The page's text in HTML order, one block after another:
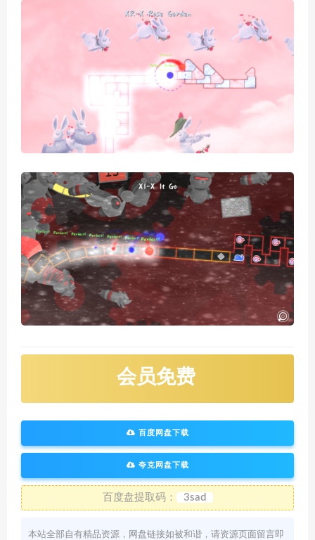
会员免费
百度网盘下载
夸克网盘下载
百度盘提取码： 3sad
本站全部自有精品资源，网盘链接如被和谐，请资源页面留言即